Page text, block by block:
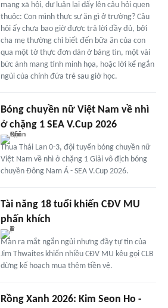
mạng xã hội, dư luận lại dấy lên câu hỏi quen
thuộc: Con mình thực sự ăn gì ở trường? Câu
hỏi ấy chưa bao giờ được trả lời đầy đủ, bởi
cha mẹ thường chỉ biết đến bữa ăn của con
qua một tờ thực đơn dán ở bảng tin, một vài
bức ảnh mang tính minh họa, hoặc lời kể ngắn
ngủi của chính đứa trẻ sau giờ học.
Bóng chuyền nữ Việt Nam về nhì
ở chặng 1 SEA V.Cup 2026
Thua Thái Lan 0-3, đội tuyển bóng chuyền nữ
Việt Nam về nhì ở chặng 1 Giải vô địch bóng
chuyền Đông Nam Á - SEA V.Cup 2026.
Tài năng 18 tuổi khiến CĐV MU
phấn khích
Màn ra mắt ngắn ngủi nhưng đầy tự tin của
Jim Thwaites khiến nhiều CĐV MU kêu gọi CLB
dừng kế hoạch mua thêm tiền vệ.
Rồng Xanh 2026: Kim Seon Ho -